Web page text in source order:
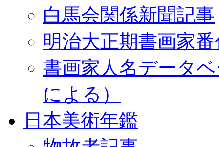
白馬会関係新聞記事
明治大正期書画家
書画家人名データ
による）
日本美術年鑑